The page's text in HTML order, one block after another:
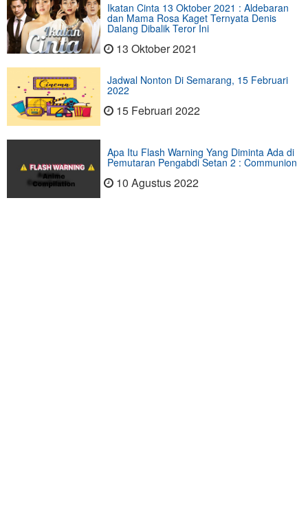
Ikatan Cinta 13 Oktober 2021 : Aldebaran
dan Mama Rosa Kaget Ternyata Denis
Dalang Dibalik Teror Ini
13 Oktober 2021
Jadwal Nonton Di Semarang, 15 Februari
2022
15 Februari 2022
Apa Itu Flash Warning Yang Diminta Ada di
Pemutaran Pengabdi Setan 2 : Communion
10 Agustus 2022